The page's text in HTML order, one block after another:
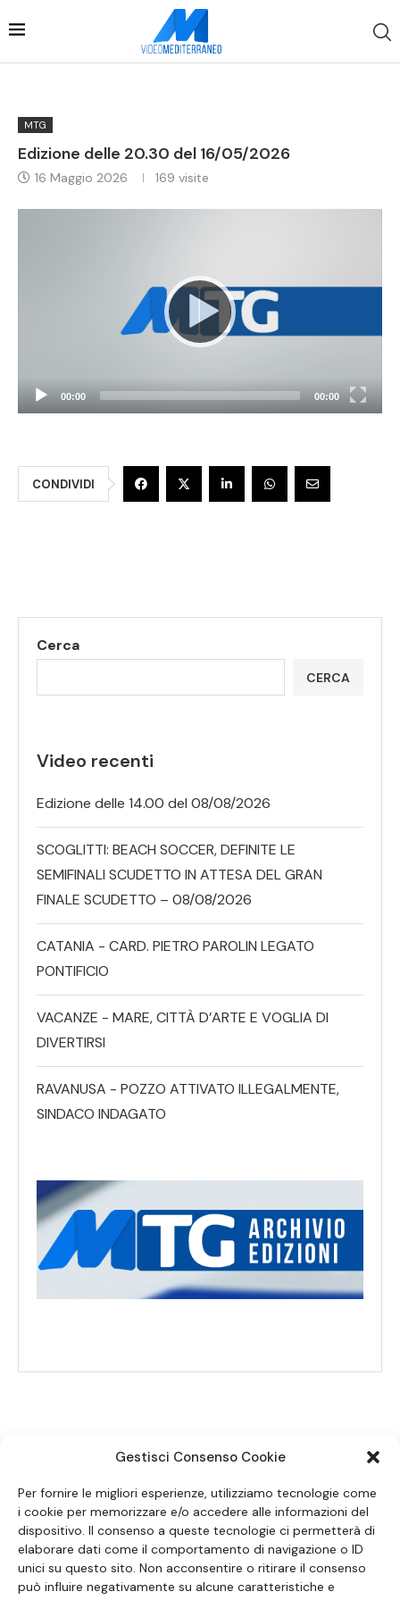
Gestisci Consenso Cookie
Per fornire le migliori esperienze, utilizziamo tecnologie come
i cookie per memorizzare e/o accedere alle informazioni del
dispositivo. Il consenso a queste tecnologie ci permetterà di
elaborare dati come il comportamento di navigazione o ID
unici su questo sito. Non acconsentire o ritirare il consenso
può influire negativamente su alcune caratteristiche e
MTG
Edizione delle 20.30 del 16/05/2026
16 Maggio 2026 169 visite
00:00 00:00
CONDIVIDI
Cerca
CERCA
Video recenti
Edizione delle 14.00 del 08/08/2026
SCOGLITTI: BEACH SOCCER, DEFINITE LE
SEMIFINALI SCUDETTO IN ATTESA DEL GRAN
FINALE SCUDETTO – 08/08/2026
CATANIA - CARD. PIETRO PAROLIN LEGATO
PONTIFICIO
VACANZE - MARE, CITTÀ D’ARTE E VOGLIA DI
DIVERTIRSI
RAVANUSA - POZZO ATTIVATO ILLEGALMENTE,
SINDACO INDAGATO
SEGUICI SUI SOCIAL